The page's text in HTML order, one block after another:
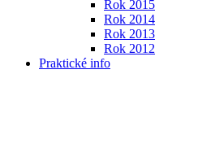
Rok 2015
Rok 2014
Rok 2013
Rok 2012
Praktické info